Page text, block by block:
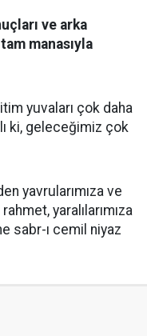
ve arka
manasıyla
yuvaları çok daha
ki, geleceğimiz çok
yavrularımıza ve
yaralılarımıza
sabr-ı cemil niyaz